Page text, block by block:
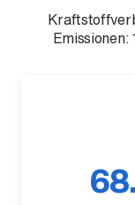
Unternehmen
Emissionen: